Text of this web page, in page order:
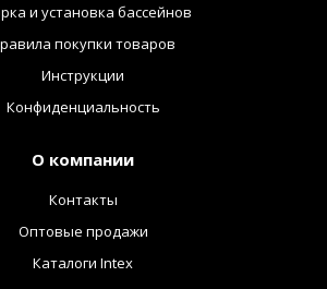
и установка бассейнов
покупки товаров
Инструкции
Конфиденциальность
О компании
Контакты
Оптовые продажи
Каталоги Intex